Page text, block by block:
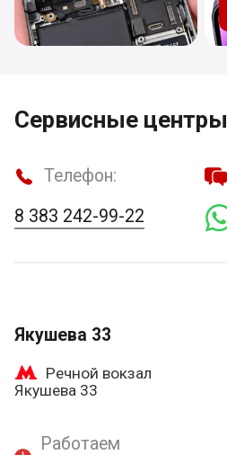
Сервисные центры
Телефон:
8 383 242-99-22
Якушева 33
Речной вокзал
Якушева 33
Работаем